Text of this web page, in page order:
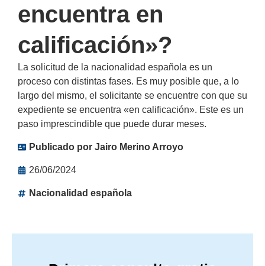
encuentra en
calificación»?
La solicitud de la nacionalidad española es un
proceso con distintas fases. Es muy posible que, a lo
largo del mismo, el solicitante se encuentre con que su
expediente se encuentra «en calificación». Este es un
paso imprescindible que puede durar meses.
Publicado por Jairo Merino Arroyo
26/06/2024
Nacionalidad española